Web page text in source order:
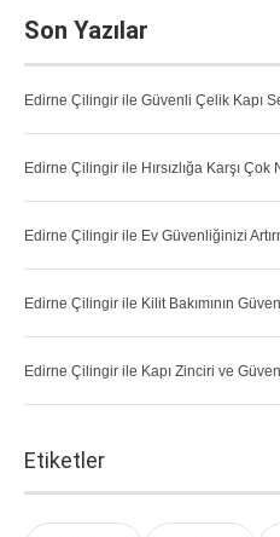
Son Yazılar
Edirne Çilingir ile Güvenli Çelik Kapı
Edirne Çilingir ile Hırsızlığa Karşı
Edirne Çilingir ile Ev Güvenliğinizi
Edirne Çilingir ile Kilit Bakımının
Edirne Çilingir ile Kapı Zinciri ve
Etiketler